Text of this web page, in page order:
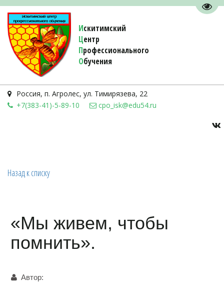
Искитимский
Центр
Профессионального
Обучения
Россия, п. Агролес, ул. Тимирязева, 22
+7(383-41)-5-89-10
cpo_isk@edu54.ru
Назад к списку
«Мы живем, чтобы
помнить».
Автор: